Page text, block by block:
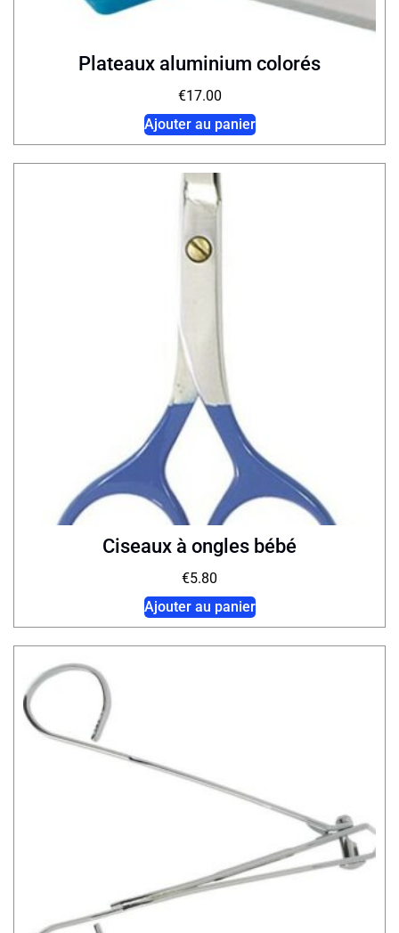
Plateaux aluminium colorés
€17.00
Ajouter au panier
Ciseaux à ongles bébé
€5.80
Ajouter au panier